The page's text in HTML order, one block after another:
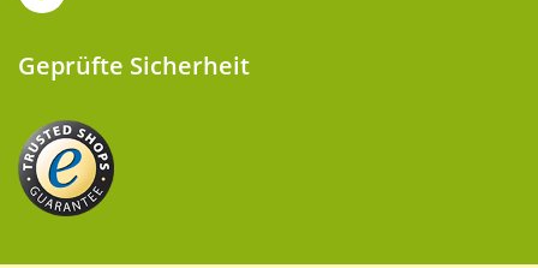
Geprüfte Sicherheit